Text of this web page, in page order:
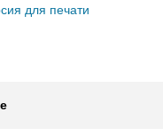
для печати